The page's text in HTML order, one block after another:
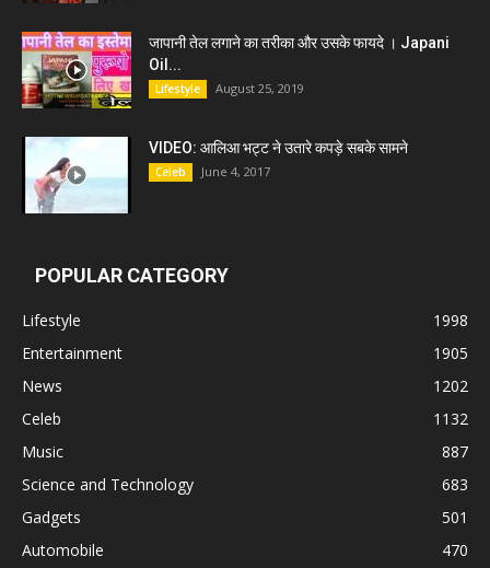
जापानी तेल लगाने का तरीका और उसके फायदे । Japani
Oil...
Lifestyle August 25, 2019
VIDEO: आलिआ भट्ट ने उतारे कपड़े सबके सामने
Celeb June 4, 2017
POPULAR CATEGORY
Lifestyle
1998
Entertainment
1905
News
1202
Celeb
1132
Music
887
Science and Technology
683
Gadgets
501
Automobile
470